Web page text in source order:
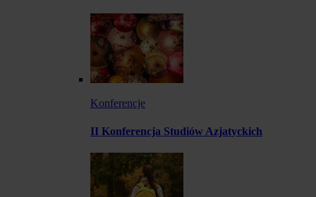
Konferencje
II Konferencja Studiów Azjatyckich